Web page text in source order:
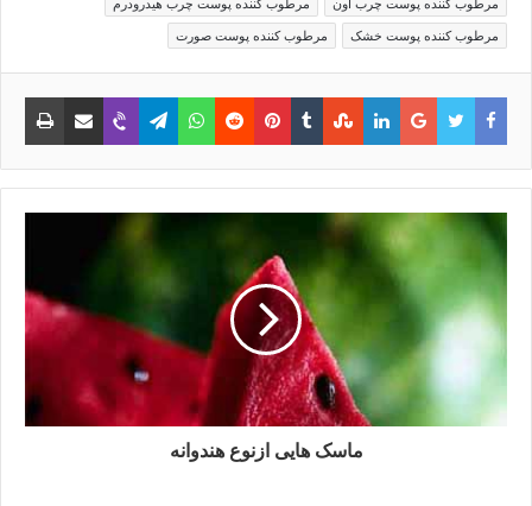
مرطوب کننده پوست چرب اون مرطوب کننده پوست چرب هیدرودرم
مرطوب کننده پوست خشک مرطوب کننده پوست صورت
فیس
بوک
توییترگوگل
پلاس
لینکدین‫StumbleUpon
‫Tumblr
‫Pinterest
‫Redditواتس
آپ
تلگراموایبر اشتراک
ایمیل
ماسک هایی ازنوع هندوانه